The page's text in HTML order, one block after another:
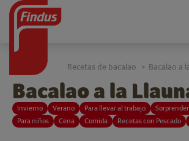
Bacalao a la
Invierno Verano Para llevar al trabajo
Para niños
Cena Comida Recetas con Pescado
Recetas de bacalao > Bacalao a